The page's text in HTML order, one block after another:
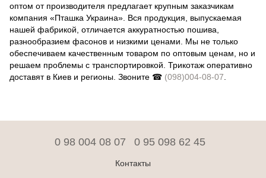
оптом от производителя предлагает крупным заказчикам
компания «Пташка Украина». Вся продукция, выпускаемая
нашей фабрикой, отличается аккуратностью пошива,
разнообразием фасонов и низкими ценами. Мы не только
обеспечиваем качественным товаром по оптовым ценам, но и
решаем проблемы с транспортировкой. Трикотаж оперативно
доставят в Киев и регионы. Звоните ☎ (098)004-08-07
0 98 004 08 07 0 95 098 62 45
Контакты